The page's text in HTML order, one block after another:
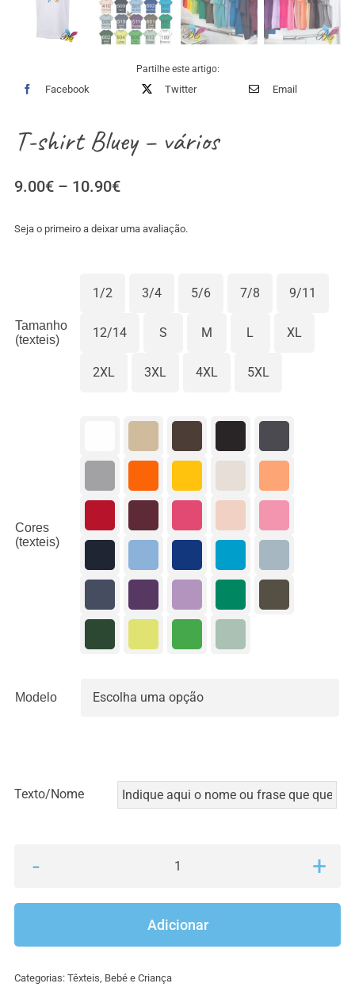
Partilhe este artigo:
Facebook Twitter Email
T-shirt Bluey – vários
9.00€ – 10.90€Price
9.00€
Seja o primeiro a deixar uma avaliação.
Tamanho
(texteis)
1/2 3/4 5/6 7/8 9/11
12/14 S M L XL
2XL 3XL 4XL 5XL
Cores
(texteis)
Modelo
Texto/Nome
Quantidade
T-
Adicionar
Categorias: Têxteis, Bebé e Criança